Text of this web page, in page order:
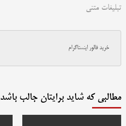
تبلیغات متنی
خرید فالور اینستاگرام
مطالبی که شاید برایتان جالب باشد